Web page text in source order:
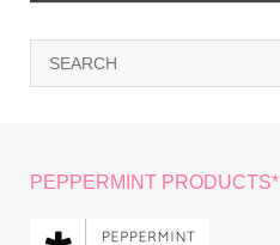
PEPPERMINT PRODUCTS*